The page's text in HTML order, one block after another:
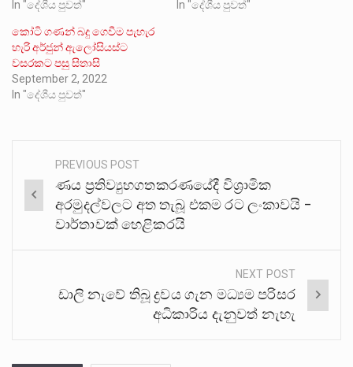
In "දේශීය පුවත්"
In "දේශීය පුවත්"
කෝටි ගණන් බදු ගෙවීම පැහැර
හැරි අර්ජුන් ඇලෝසියස්ට
වසරකට පසු සිතාසි
September 2, 2022
In "දේශීය පුවත්"
Post
navigation
PREVIOUS POST
ණය ප්‍රතිව්‍යුහගතකරණයේදී විශ්‍රාමික
අරමුදල්වලට අත තැබූ එකම රට ලංකාවයි –
වාර්තාවක් හෙළිකරයි
NEXT POST
ඩාලි නැවේ තිබූ ද්‍රවය ගැන මධ්‍යම පරිසර
අධිකාරිය දැනුවත් නැහැ